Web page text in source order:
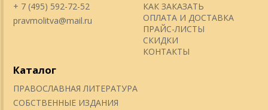
+ 7 (495) 592-72-52
pravmolitva@mail.ru
КАК ЗАКАЗАТЬ
ОПЛАТА И ДОСТАВКА
ПРАЙС-ЛИСТЫ
СКИДКИ
КОНТАКТЫ
Каталог
ПРАВОСЛАВНАЯ ЛИТЕРАТУРА
СОБСТВЕННЫЕ ИЗДАНИЯ